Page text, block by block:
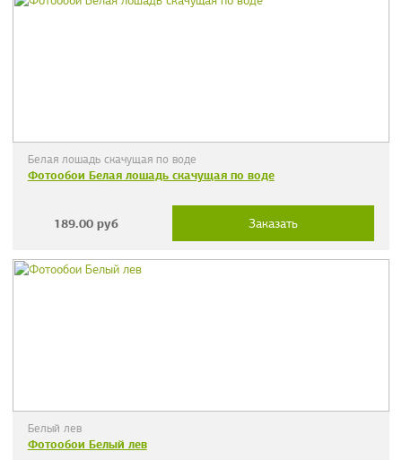
Белая лошадь скачущая по воде
Фотообои Белая лошадь скачущая по воде
189.00 руб Заказать
Белый лев
Фотообои Белый лев